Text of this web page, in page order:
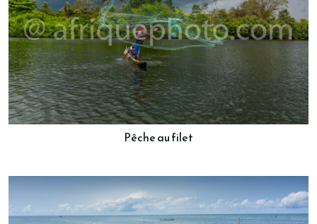
Pêche au filet